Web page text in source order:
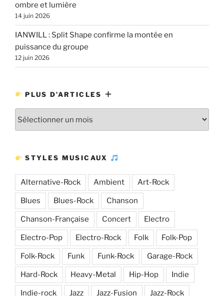
ombre et lumière
14 juin 2026
IANWILL : Split Shape confirme la montée en
puissance du groupe
12 juin 2026
PLUS D’ARTICLES
STYLES MUSICAUX
Alternative-Rock Ambient Art-Rock
Blues Blues-Rock Chanson
Chanson-Française Concert Electro
Electro-Pop Electro-Rock Folk Folk-Pop
Folk-Rock Funk Funk-Rock Garage-Rock
Hard-Rock Heavy-Metal Hip-Hop Indie
Indie-rock Jazz Jazz-Fusion Jazz-Rock